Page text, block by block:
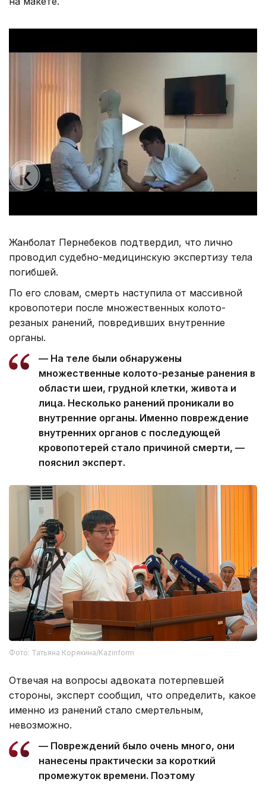
Жанболат Пернебеков подтвердил, что лично
проводил судебно-медицинскую экспертизу тела
погибшей.
По его словам, смерть наступила от массивной
кровопотери после множественных колото-
резаных ранений, повредивших внутренние
органы.
— На теле были обнаружены
множественные колото-резаные ранения в
области шеи, грудной клетки, живота и
лица. Несколько ранений проникали во
внутренние органы. Именно повреждение
внутренних органов с последующей
кровопотерей стало причиной смерти, —
пояснил эксперт.
Фото: Татьяна Корякина/Kazinform
Отвечая на вопросы адвоката потерпевшей
стороны, эксперт сообщил, что определить, какое
именно из ранений стало смертельным,
невозможно.
— Повреждений было очень много, они
нанесены практически за короткий
промежуток времени. Поэтому